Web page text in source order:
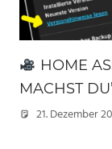
HOME
MACHST
21. Dezember